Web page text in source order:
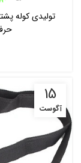
تولیدی کوله
15
آگوست